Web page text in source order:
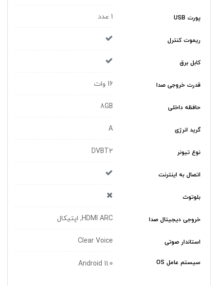
پورت USB 1 عدد
ریموت کنترل
کابل برق
قدرت خروجی صدا 16 وات
حافظه داخلی 8GB
گريد انرژی A
نوع تيونر DVBT2
اتصال به اینترنت
بلوتوث
خروجی دیجیتال صدا HDMI ARC, اپتیکال
استاندار صوتی Clear Voice
سیستم عامل OS Android 11.0